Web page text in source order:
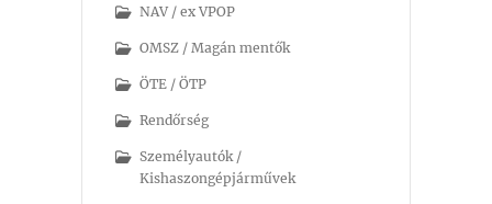
NAV / ex VPOP
OMSZ / Magán mentők
ÖTE / ÖTP
Rendőrség
Személyautók /
Kishaszongépjárművek